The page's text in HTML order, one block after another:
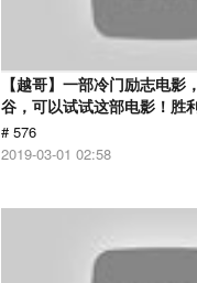
【越哥】一部冷门励志电影
谷，可以试试这部电影！胜
# 576
2019-03-01 02:58